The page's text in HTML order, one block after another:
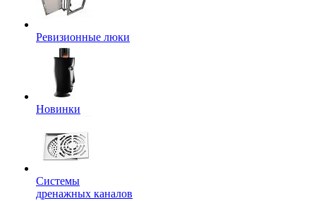
Ревизионные люки
Новинки
Системы
дренажных каналов